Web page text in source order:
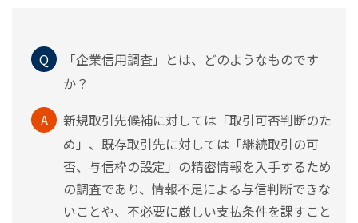
Q
「企業信用調査」とは、どのようなものです
か？
A
新規取引先候補に対しては「取引可否判断のた
め」、既存取引先に対しては「継続取引の可
否、与信枠の設定」の精密情報を入手するため
の調査であり、情報不足による与信判断できな
いことや、不必要に厳しい支払条件を課すこと